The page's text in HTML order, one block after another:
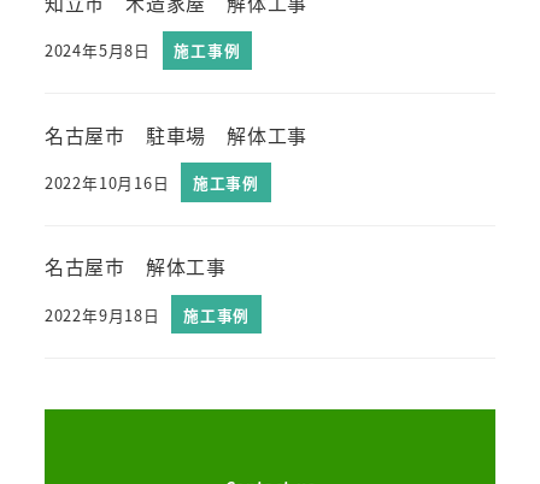
2024年5月8日 施工事例
名古屋市 駐車場 解体工事
2022年10月16日 施工事例
名古屋市 解体工事
2022年9月18日 施工事例